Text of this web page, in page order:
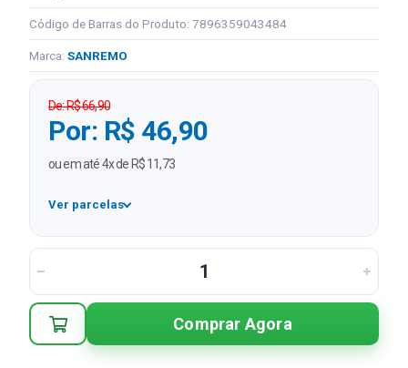
Código de Barras do Produto: 7896359043484
Marca: SANREMO
De: R$ 66,90
Por: R$ 46,90
ou em até 4x de R$ 11,73
Ver parcelas
1x R$ 46,90
3x R$ 15,63 sem juros
4x R$ 11,73 sem juros
Comprar Agora